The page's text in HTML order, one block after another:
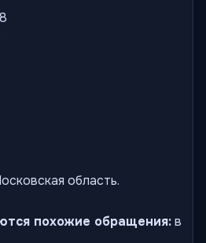
область.
похожие обращения:в